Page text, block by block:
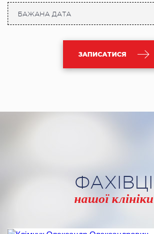
ЗАПИСАТИСЯ
ФАХІВЦІ
нашої клініки